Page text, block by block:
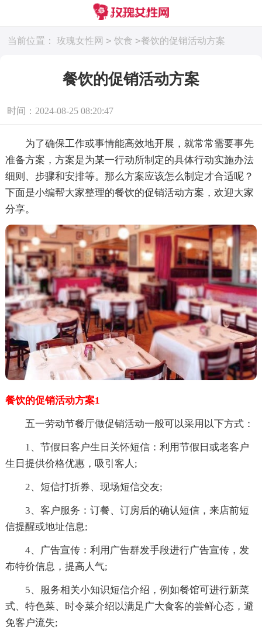
当前位置： 玫瑰女性网 > 饮食 >餐饮的促销活动方案
餐饮的促销活动方案
时间：2024-08-25 08:20:47
为了确保工作或事情能高效地开展，就常常需要事先
准备方案，方案是为某一行动所制定的具体行动实施办法
细则、步骤和安排等。那么方案应该怎么制定才合适呢？
下面是小编帮大家整理的餐饮的促销活动方案，欢迎大家
分享。
餐饮的促销活动方案1
五一劳动节餐厅做促销活动一般可以采用以下方式：
1、节假日客户生日关怀短信：利用节假日或老客户
生日提供价格优惠，吸引客人;
2、短信打折券、现场短信交友;
3、客户服务：订餐、订房后的确认短信，来店前短
信提醒或地址信息;
4、广告宣传：利用广告群发手段进行广告宣传，发
布特价信息，提高人气;
5、服务相关小知识短信介绍，例如餐馆可进行新菜
式、特色菜、时令菜介绍以满足广大食客的尝鲜心态，避
免客户流失;